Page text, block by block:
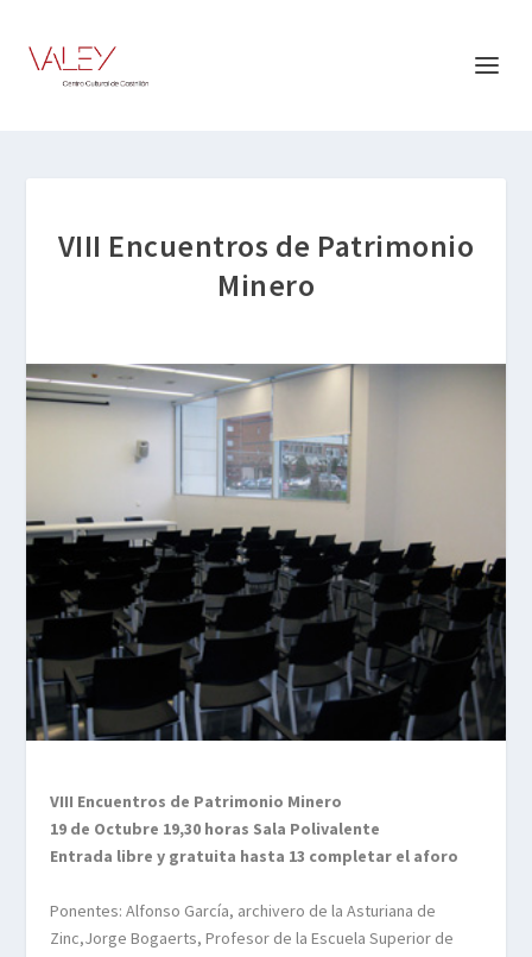
VIII Encuentros de Patrimonio
Minero
VIII Encuentros de Patrimonio Minero
19 de Octubre 19,30 horas Sala Polivalente
Entrada libre y gratuita hasta 13 completar el aforo
Ponentes: Alfonso García, archivero de la Asturiana de
Zinc,Jorge Bogaerts, Profesor de la Escuela Superior de